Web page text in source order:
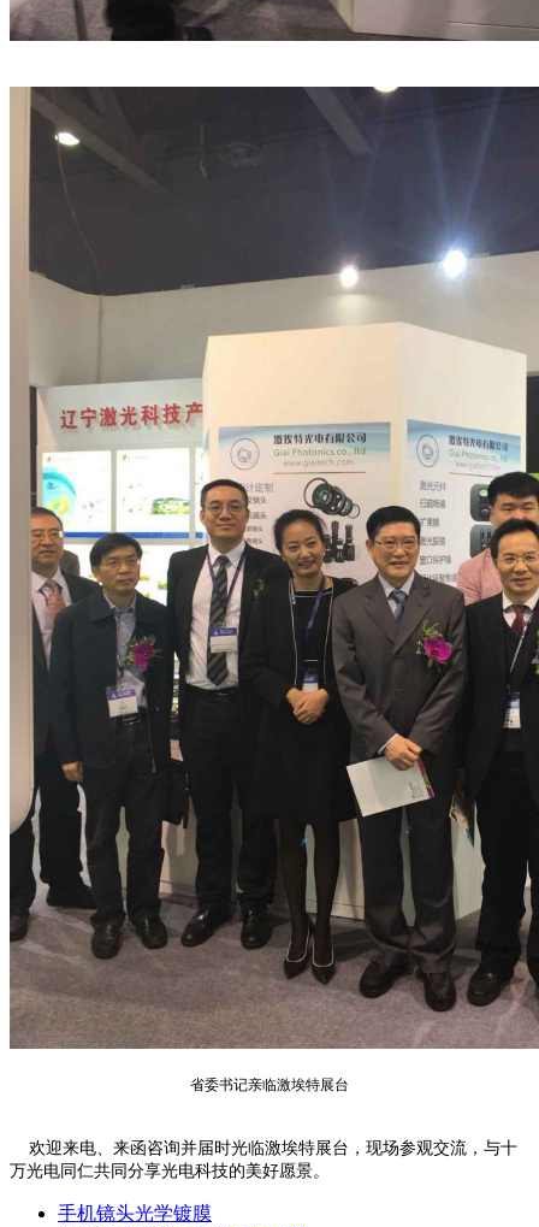
省委书记亲临激埃特展台
欢迎来电、来函咨询并届时光临激埃特展台，现场参观交流，与十
万光电同仁共同分享光电科技的美好愿景。
手机镜头光学镀膜